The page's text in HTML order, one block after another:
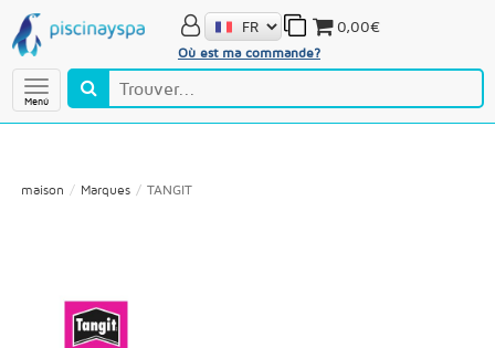
Menú
Où est ma commande?
0,00€
maison Marques TANGIT